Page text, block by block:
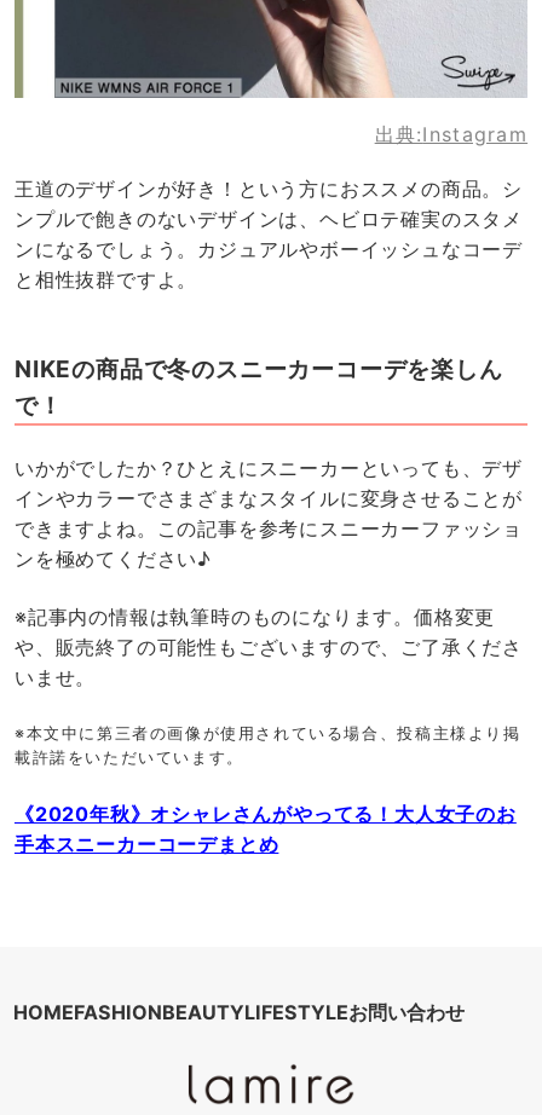
出典:Instagram
王道のデザインが好き！という方におススメの商品。シ
ンプルで飽きのないデザインは、ヘビロテ確実のスタメ
ンになるでしょう。カジュアルやボーイッシュなコーデ
と相性抜群ですよ。
NIKEの商品で冬のスニーカーコーデを楽しん
で！
いかがでしたか？ひとえにスニーカーといっても、デザ
インやカラーでさまざまなスタイルに変身させることが
できますよね。この記事を参考にスニーカーファッショ
ンを極めてください♪
※記事内の情報は執筆時のものになります。価格変更
や、販売終了の可能性もございますので、ご了承くださ
いませ。
※本文中に第三者の画像が使用されている場合、投稿主様より掲
載許諾をいただいています。
《2020年秋》オシャレさんがやってる！大人女子のお
手本スニーカーコーデまとめ
HOMEFASHIONBEAUTYLIFESTYLEお問い合わせ